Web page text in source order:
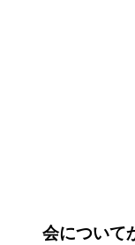
会について